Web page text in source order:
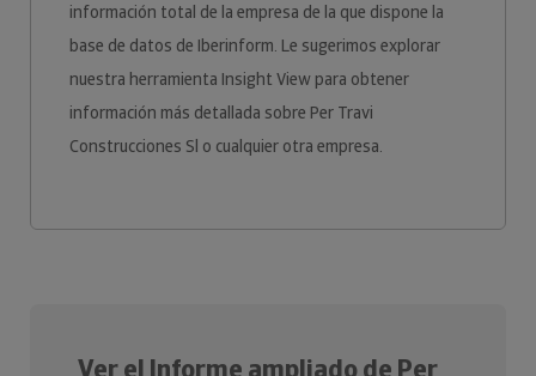
información total de la empresa de la que dispone la
base de datos de Iberinform. Le sugerimos explorar
nuestra herramienta Insight View para obtener
información más detallada sobre Per Travi
Construcciones Sl o cualquier otra empresa.